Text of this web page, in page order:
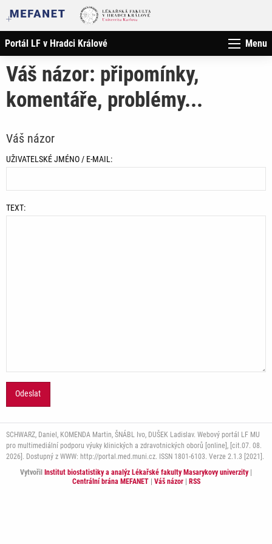
Portál LF v Hradci Králové Menu
Váš názor: připomínky,
komentáře, problémy...
Váš názor
UŽIVATELSKÉ JMÉNO / E-MAIL:
TEXT:
SCHWARZ, Daniel, KOMENDA Martin, ŠNÁBL Ivo, DUŠEK Ladislav. Webový portál LF MU
pro multimediální podporu výuky klinických a zdravotnických oborů [online], [cit.07. 08.
2026]. Dostupný z WWW: http://portal.med.muni.cz. ISSN 1801-6103. Verze 2.1.3 [2021].
Vytvořil Institut biostatistiky a analýz Lékařské fakulty Masarykovy univerzity|
Centrální brána MEFANET| Váš názor| RSS